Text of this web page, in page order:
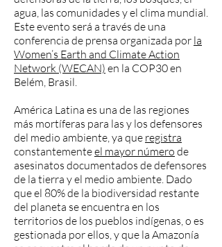
agua, las comunidades y el clima mundial.
Este evento será a través de una
conferencia de prensa organizada por la
Women’s Earth and Climate Action
Network (WECAN) en la COP30 en
Belém, Brasil.
América Latina es una de las regiones
más mortíferas para las y los defensores
del medio ambiente, ya que registra
constantementeel mayor número de
asesinatos documentados de defensores
de la tierra y el medio ambiente. Dado
que el 80% de la biodiversidad restante
del planeta se encuentra en los
territorios de los pueblos indígenas, o es
gestionada por ellos, y que la Amazonía